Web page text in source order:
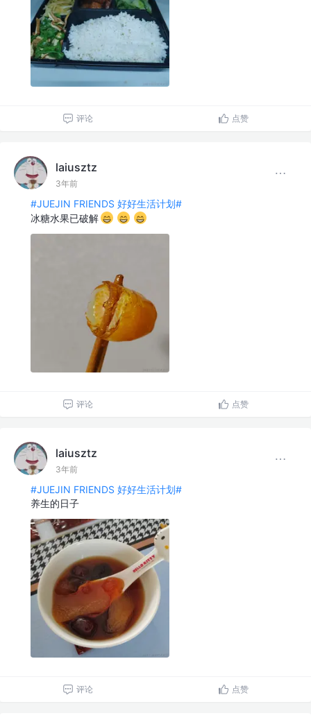
评论 点赞
laiusztz
3年前
#JUEJIN FRIENDS 好好生活计划#
冰糖水果已破解
评论 点赞
laiusztz
3年前
#JUEJIN FRIENDS 好好生活计划#
养生的日子
评论 点赞